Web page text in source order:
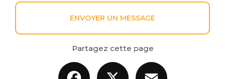
ENVOYER UN MESSAGE
Partagez cette page
Facebook